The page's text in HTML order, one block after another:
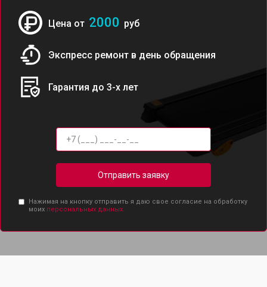
Цена от 2000 руб
Экспресс ремонт в день обращения
Гарантия до 3-х лет
Отправить заявку
Нажимая на кнопку отправить я даю свое согласие на обработку
моих персональных данных.